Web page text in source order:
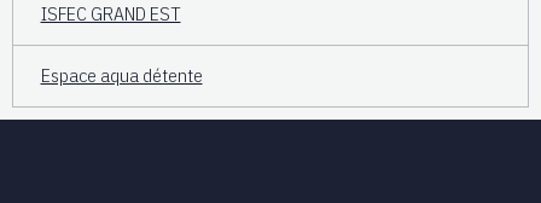
ISFEC GRAND EST
Espace aqua détente